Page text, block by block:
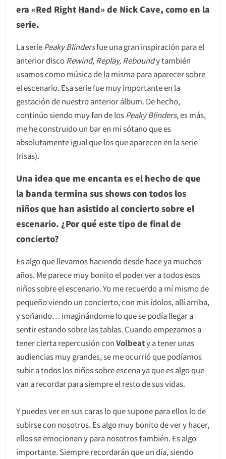
era «Red Right Hand» de Nick Cave, como en la
serie.
La serie Peaky Blindersfue una gran inspiración para el
anterior disco Rewind, Replay, Reboundy también
usamos como música de la misma para aparecer sobre
el escenario. Esa serie fue muy importante en la
gestación de nuestro anterior álbum. De hecho,
continúo siendo muy fan de los Peaky Blinders, es más,
me he construido un bar en mi sótano que es
absolutamente igual que los que aparecen en la serie
(risas).
Una idea que me encanta es el hecho de que
la banda termina sus shows con todos los
niños que han asistido al concierto sobre el
escenario. ¿Por qué este tipo de final de
concierto?
Es algo que llevamos haciendo desde hace ya muchos
años. Me parece muy bonito el poder ver a todos esos
niños sobre el escenario. Yo me recuerdo a mí mismo de
pequeño viendo un concierto, con mis ídolos, allí arriba,
y soñando… imaginándome lo que se podía llegar a
sentir estando sobre las tablas. Cuando empezamos a
tener cierta repercusión conVolbeaty a tener unas
audiencias muy grandes, se me ocurrió que podíamos
subir a todos los niños sobre escena ya que es algo que
van a recordar para siempre el resto de sus vidas.
Y puedes ver en sus caras lo que supone para ellos lo de
subirse con nosotros. Es algo muy bonito de ver y hacer,
ellos se emocionan y para nosotros también. Es algo
importante. Siempre recordarán que un día, siendo